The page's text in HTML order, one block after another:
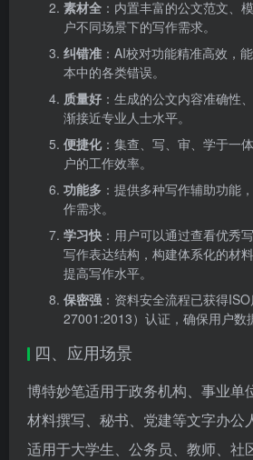
素材全 ：内置丰富的公文范文、
户不同场景下的写作需求。
纠错准 ：AI校对功能精准高效，
本中的各类错误。
质量好 ：生成的公文内容准确性
渐接近专业人士水平。
便捷化：集查、写、审、学于一
户的工作效率。
功能多 ：提供多种写作辅助功能
作需求。
学习快 ：用户可以通过查看优秀
写作表达结构，构建体系化的材
提高写作水平。
保密强 ：资料安全流程已获得
27001:2013）认证，确保用户数
四、应用场景
博特妙笔适用于政务机构、事业单
材料撰写、秘书、党建等文字办公
适用于大学生、公务员、教师、社